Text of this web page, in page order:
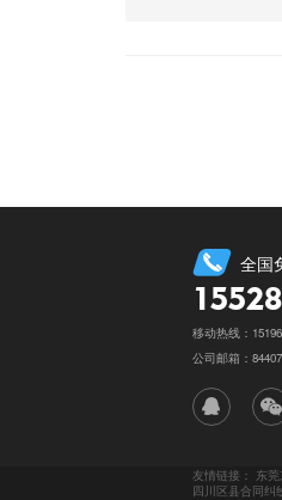
全国
移动热线：
公司邮箱：
友情链接： 东
四川区县合同纠